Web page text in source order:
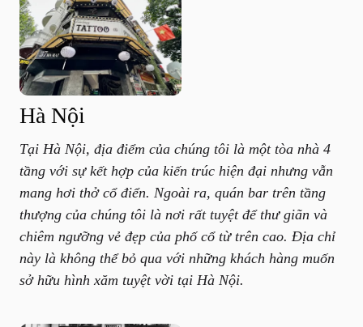
Hà Nội
Tại Hà Nội, địa điểm của chúng tôi là một tòa nhà 4
tầng với sự kết hợp của kiến trúc hiện đại nhưng vẫn
mang hơi thở cổ điển. Ngoài ra, quán bar trên tầng
thượng của chúng tôi là nơi rất tuyệt để thư giãn và
chiêm ngưỡng vẻ đẹp của phố cổ từ trên cao. Địa chỉ
này là không thể bỏ qua với những khách hàng muốn
sở hữu hình xăm tuyệt vời tại Hà Nội.